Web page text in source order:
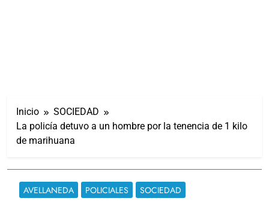
Inicio
SOCIEDAD
La policía detuvo a un hombre por la tenencia de 1 kilo
de marihuana
AVELLANEDA POLICIALES SOCIEDAD